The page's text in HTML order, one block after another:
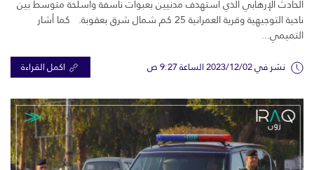
الحادث الإرهابي الذي استهدف مدنيين بعبوات ناسفة وأسلحة متوسط بين
ناحية التوجيهية وقرية العمرانية 25 كم شمال شرق بعقوبة. كما أشار
التميمي...
نشر في 2023/12/02 الساعة 9:27 ص اكمل القراءة